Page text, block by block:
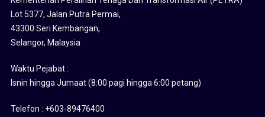
Lot 5377, Jalan Putra Permai,
43300 Seri Kembangan,
Selangor, Malaysia
Waktu Pejabat :
Isnin hingga Jumaat (8:00 pagi hingga 6:00 petang)
Telefon : +603-89476400